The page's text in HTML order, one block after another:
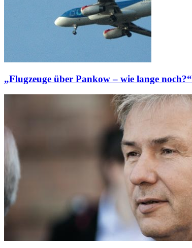
„Flugzeuge über Pankow – wie lange noch?“